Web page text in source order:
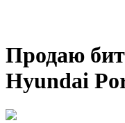
Продаю
Hyundai